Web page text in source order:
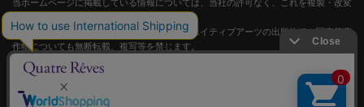
することを固く禁止します。
また、阪急電鉄並びに宝塚歌劇団、宝塚クリエイティブアーツの出版物ほか写真等著
作物についても無断転載、複写等を禁じます。
宝塚歌劇公式ホームページ
JASRAC許諾番号：S0507081515